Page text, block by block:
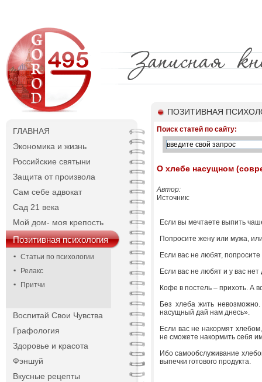
ГЛАВНАЯ
Экономика и жизнь
Российские святыни
Защита от произвола
Сам себе адвокат
Сад 21 века
Мой дом- моя крепость
Позитивная психология
Статьи по психологии
Релакс
Притчи
Воспитай Свои Чувства
Графология
Здоровье и красота
Фэншуй
Вкусные рецепты
ПОЗИТИВНАЯ
Поиск статей по сайту:
О хлебе насущном
Автор:
Источник:
Если вы мечтаете выпить
Попросите жену или мужа,
Если вас не любят,
Если вас не любят и у вас
Кофе в постель – прихоть. А
Без хлеба жить
насущный дай нам днесь».
Если вас не накормят
не сможете накормить себя
Ибо самообслуживание
выпечки готового продукта.